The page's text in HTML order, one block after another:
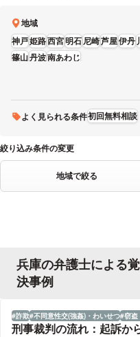
地域
神戸姫路西宮明石尼崎芦屋伊丹
篠山丹波南あわじ
よく見られる条件初回無料相談
絞り込み条件の変更
地域で絞る
兵庫の弁護士による
決事例
詐欺 不同意性交(強姦)・わいせつ 窃盗
刑事裁判の流れ：起訴か